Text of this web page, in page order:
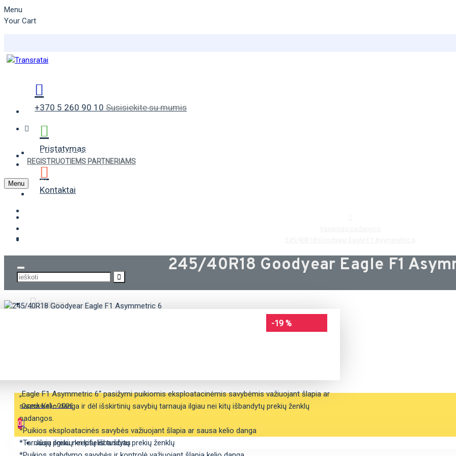
Menu
Your Cart
+370 5 260 90 10 Susisiekite su mumis
Pristatymas
Kontaktai
VASARINĖS PADANGOS
ŽIEMINĖS PADANGOS
Paskyra
0 prekė(s) - 0.00€
0
Jūsų prekių krepšelis tuščias
REGISTRUOTIEMS PARTNERIAMS
Menu
245/40R18 Goodyear Eagle F1
-19 %
„Eagle F1 Asymmetric 6“ pasižymi puikiomis eksploatacinėmis savybėmis važiuojant šlapia ar
sausa kelio danga ir dėl išskirtinių savybių tarnauja ilgiau nei kitų išbandytų prekių ženklų
padangos.
*Puikios eksploatacinės savybės važiuojant šlapia ar sausa kelio danga
*Tarnauja ilgiau nei kitų išbandytų prekių ženklų